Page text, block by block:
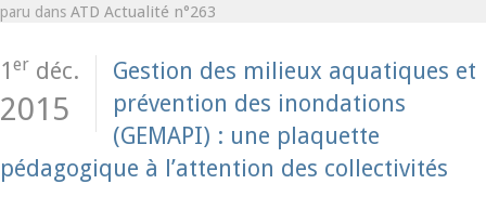
paru dans ATD Actualité n°263
1 er déc.
2015
Gestion des milieux aquatiques et
prévention des inondations
(GEMAPI) : une plaquette
pédagogique à l’attention des collectivités